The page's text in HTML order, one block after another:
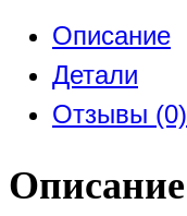
Описание
Детали
Отзывы (0)
Описание